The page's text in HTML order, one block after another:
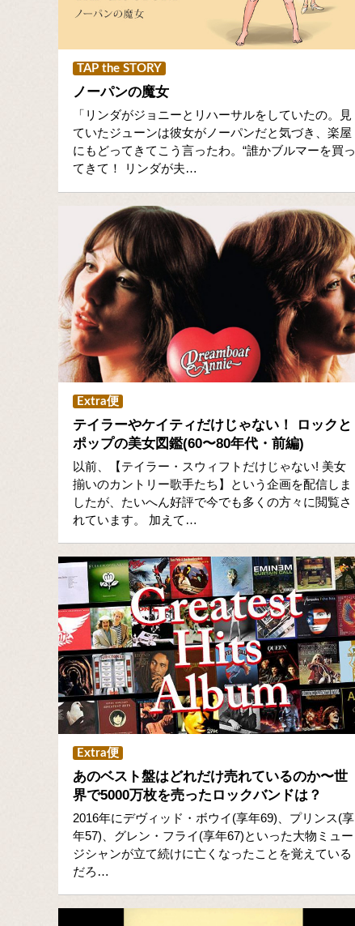
TAP the STORY
ノーパンの魔女
「リンダがジョニーとリハーサルをしていたの。見
ていたジューンは彼女がノーパンだと気づき、楽屋
にもどってきてこう言ったわ。“誰かブルマーを買っ
てきて！ リンダが夫…
Extra便
テイラーやケイティだけじゃない！ ロックと
ポップの美女図鑑(60〜80年代・前編)
以前、【テイラー・スウィフトだけじゃない! 美女
揃いのカントリー歌手たち】という企画を配信しま
したが、たいへん好評で今でも多くの方々に閲覧さ
れています。 加えて…
Extra便
あのベスト盤はどれだけ売れているのか〜世
界で5000万枚を売ったロックバンドは？
2016年にデヴィッド・ボウイ(享年69)、プリンス(享
年57)、グレン・フライ(享年67)といった大物ミュー
ジシャンが立て続けに亡くなったことを覚えている
だろ…